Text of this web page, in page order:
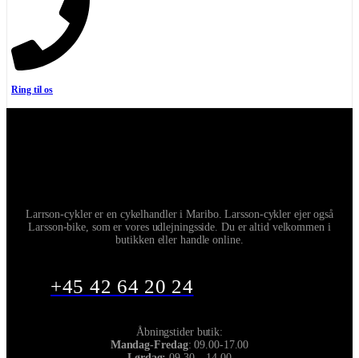
Ring til os
Larrson-cykler er en cykelhandler i Maribo. Larsson-cykler ejer også
Larsson-bike, som er vores udlejningsside. Du er altid velkommen i
butikken eller handle online.
+45 42 64 20 24
Åbningstider butik:
Mandag-Fredag: 09.00-17.00